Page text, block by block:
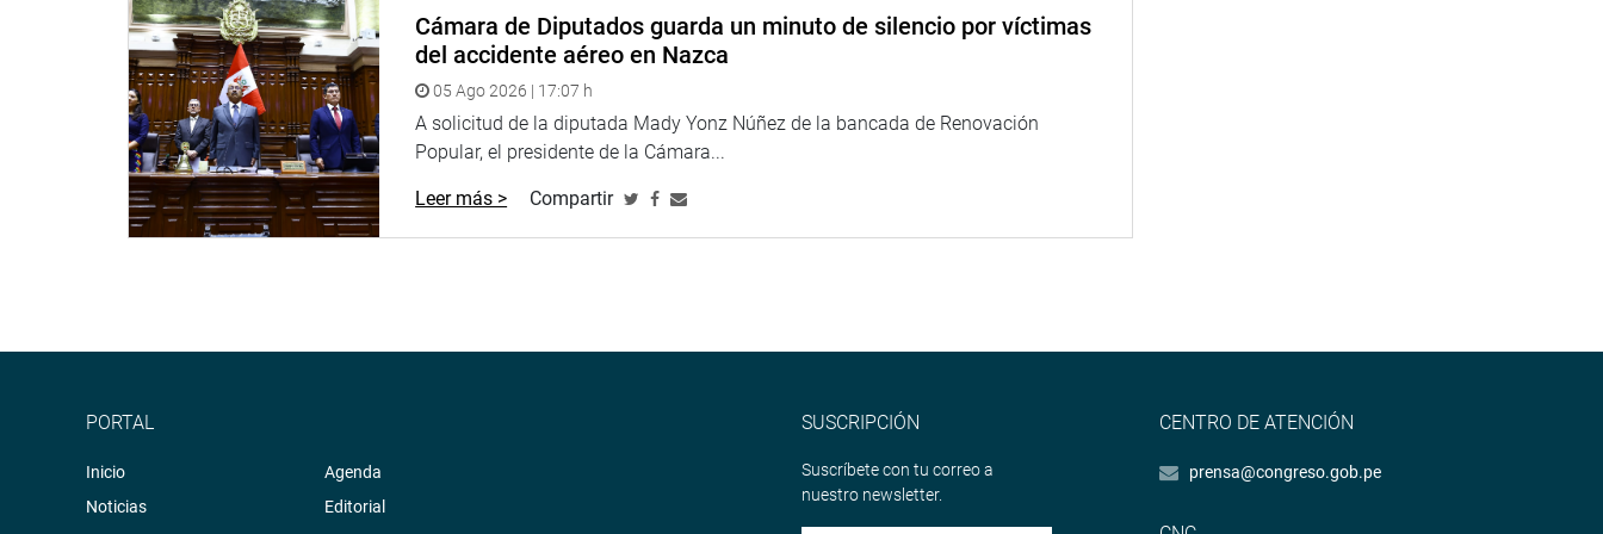
Cámara de Diputados guarda un minuto de silencio por víctimas
del accidente aéreo en Nazca
05 Ago 2026 | 17:07 h
A solicitud de la diputada Mady Yonz Núñez de la bancada de Renovación
Popular, el presidente de la Cámara...
Leer más > Compartir
PORTAL
Inicio
Noticias
Agenda
Editorial
SUSCRIPCIÓN
Suscríbete con tu correo a
nuestro newsletter.
CENTRO DE ATENCIÓN
prensa@congreso.gob.pe